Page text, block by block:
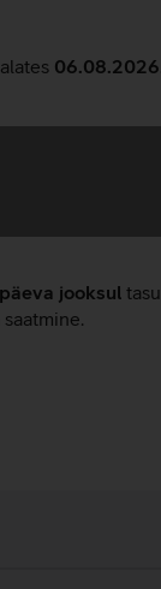
06.08.2026
jooksul